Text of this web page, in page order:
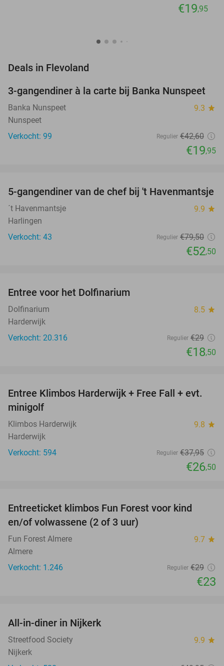
€19,95
Deals in Flevoland
53%
NEW
TODAY
3-gangendiner à la carte bij Banka Nunspeet
Banka Nunspeet 9.3 star
Nunspeet
Verkocht: 99
Regulier €42,60
€19,95
34%
NEW
TODAY
5-gangendiner van de chef bij 't Havenmantsje
´t Havenmantsje 9.9 star
Harlingen
Verkocht: 43
Regulier €79,50
€52,50
Entree voor het Dolfinarium
Dolfinarium 8.5 star
Harderwijk
Verkocht: 20.316
Regulier €29
€18,50
30%
Entree Klimbos Harderwijk + Free Fall + evt.
minigolf
Klimbos Harderwijk 9.8 star
Harderwijk
Verkocht: 594
Regulier €37,95
€26,50
Entreeticket klimbos Fun Forest voor kind
en/of volwassene (2 of 3 uur)
Fun Forest Almere 9.7 star
Almere
Verkocht: 1.246
Regulier €29
€23
All-in-diner in Nijkerk
Streetfood Society 9.9 star
Nijkerk